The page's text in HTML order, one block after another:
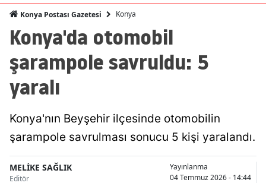
Ankara
Aydın
Balıkesir
Bilecik
Konya Postası Gazetesi Konya
Konya'da otomobil
şarampole savruldu: 5
yaralı
Konya'nın Beyşehir ilçesinde otomobilin
şarampole savrulması sonucu 5 kişi yaralandı.
MELİKE SAĞLIK
Editör
Yayınlanma
04 Temmuz 2026 - 14:44